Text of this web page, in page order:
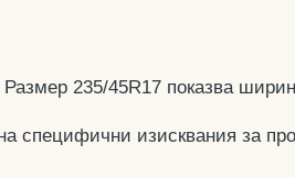
235/45R17 показва
специфични изисквания за